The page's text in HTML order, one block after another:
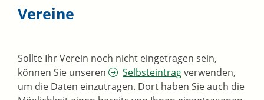
Vereine
Sollte Ihr Verein noch nicht eingetragen sein,
können Sie unseren
Selbsteintragverwenden,
um die Daten einzutragen. Dort haben Sie auch die